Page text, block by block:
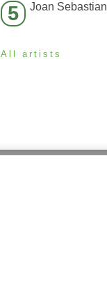
5 Joan Sebastian
All artists